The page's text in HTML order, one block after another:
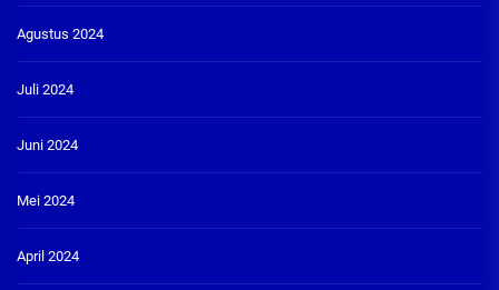
Agustus 2024
Juli 2024
Juni 2024
Mei 2024
April 2024